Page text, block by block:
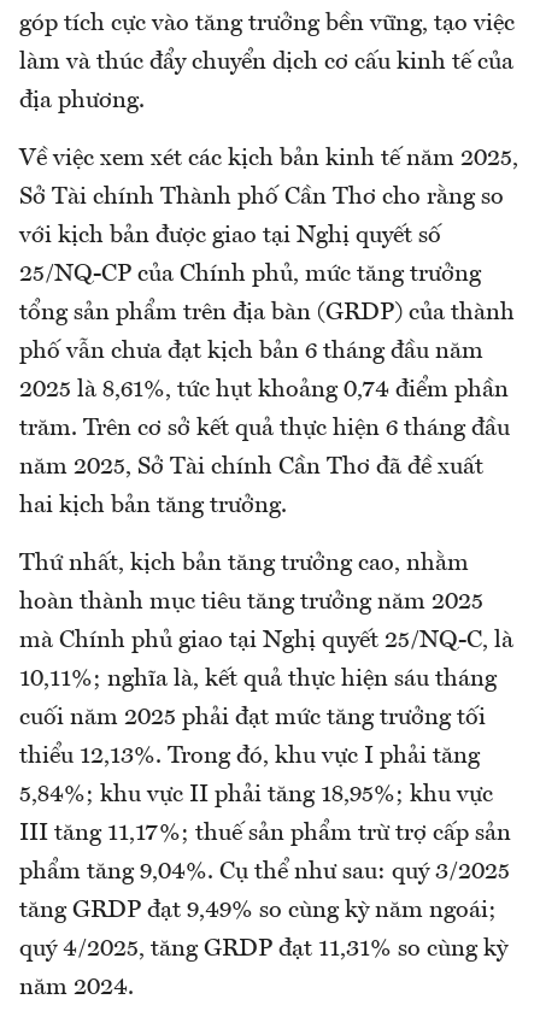
góp tích cực vào tăng trưởng bền vững, tạo việc
làm và thúc đẩy chuyển dịch cơ cấu kinh tế của
địa phương.
Về việc xem xét các kịch bản kinh tế năm 2025,
Sở Tài chính Thành phố Cần Thơ cho rằng so
với kịch bản được giao tại Nghị quyết số
25/NQ-CP của Chính phủ, mức tăng trưởng
tổng sản phẩm trên địa bàn (GRDP) của thành
phố vẫn chưa đạt kịch bản 6 tháng đầu năm
2025 là 8,61%, tức hụt khoảng 0,74 điểm phần
trăm. Trên cơ sở kết quả thực hiện 6 tháng đầu
năm 2025, Sở Tài chính Cần Thơ đã đề xuất
hai kịch bản tăng trưởng.
Thứ nhất, kịch bản tăng trưởng cao, nhằm
hoàn thành mục tiêu tăng trưởng năm 2025
mà Chính phủ giao tại Nghị quyết 25/NQ-C, là
10,11%; nghĩa là, kết quả thực hiện sáu tháng
cuối năm 2025 phải đạt mức tăng trưởng tối
thiểu 12,13%. Trong đó, khu vực I phải tăng
5,84%; khu vực II phải tăng 18,95%; khu vực
III tăng 11,17%; thuế sản phẩm trừ trợ cấp sản
phẩm tăng 9,04%. Cụ thể như sau: quý 3/2025
tăng GRDP đạt 9,49% so cùng kỳ năm ngoái;
quý 4/2025, tăng GRDP đạt 11,31% so cùng kỳ
năm 2024.